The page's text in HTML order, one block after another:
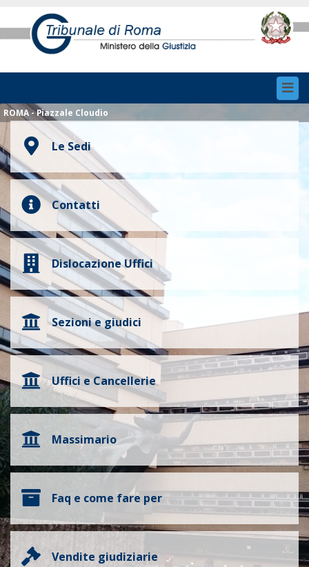
ROMA - Piazzale Cloudio
Le Sedi
Contatti
Dislocazione Uffici
Sezioni e giudici
Uffici e Cancellerie
Massimario
Faq e come fare per
Vendite giudiziarie